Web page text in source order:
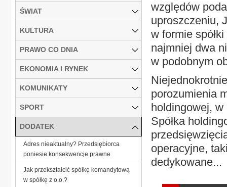
względów
uproszczeniu,
w formie
najmniej dwa
w podobnym
porozumienia
holdingowej, w
Spółka
operacyjne,
dedykowane...
ŚWIAT
KULTURA
PRAWO CO DNIA
EKONOMIA I RYNEK
KOMUNIKATY
SPORT
DODATEK
Adres nieaktualny? Przedsiębiorca
poniesie konsekwencje prawne
Jak przekształcić spółkę komandytową
w spółkę z o.o.?